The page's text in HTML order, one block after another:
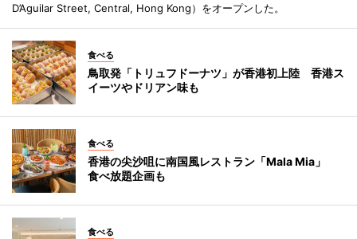
D’Aguilar Street, Central, Hong Kong）をオープンした。
食べる
鳥取発「トリュフドーナツ」が香港初上陸 香港ス
イーツやドリアン味も
食べる
香港の尖沙咀に南国風レストラン「Mala Mia」
食べ放題企画も
食べる